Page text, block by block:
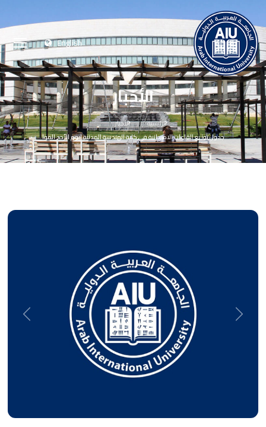
English
الأخبار
الرئيسية
الأخبار
جدول توزيع القاعات الامتحانية في كلية الهندسة المدنية ليوم الأحد الموا
Previous
Next